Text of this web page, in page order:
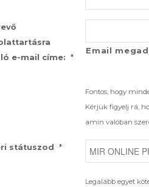
e-mail címe: *
Email
Fontos, hogy
Kérjük figyelj rá,
amin valóban
státuszod *
Legalább egyet